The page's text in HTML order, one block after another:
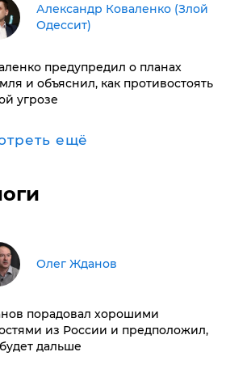
Александр Коваленко (Злой
Одессит)
предупредил о планах
и объяснил, как противостоять
угрозе
ещё
Олег Жданов
порадовал хорошими
из России и предположил,
дальше